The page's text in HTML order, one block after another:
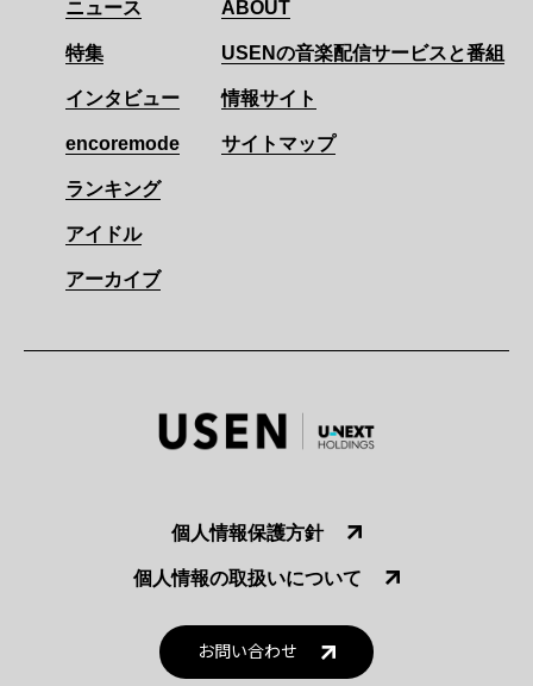
ニュース
特集
インタビュー
encoremode
ランキング
アイドル
アーカイブ
ABOUT
USENの音楽配信サービスと番組
情報サイト
サイトマップ
個人情報保護方針
個人情報の取扱いについて
お問い合わせ